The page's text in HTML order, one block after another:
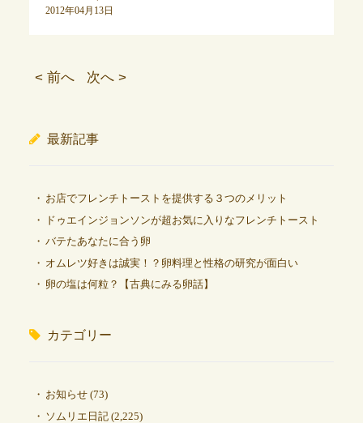
2012年04月13日
< 前へ 次へ >
最新記事
お店でフレンチトーストを提供する３つのメリット
ドゥエインジョンソンが超お気に入りなフレンチトースト
バテたあなたに合う卵
オムレツ好きは誠実！？卵料理と性格の研究が面白い
卵の塩は何粒？【古典にみる卵話】
カテゴリー
お知らせ(73)
ソムリエ日記(2,225)